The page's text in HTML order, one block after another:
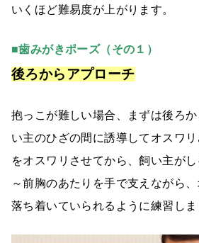
いくほど難易度が上がります。
■歯みがきポーズ（その１）
後ろからアプローチ
抱っこが難しい場合、まずは後ろ
い主のひざの間に誘導してオスワ
をオスワリさせてから、飼い主が
～前胸のあたりを手で支えながら
落ち着いていられるように練習しま